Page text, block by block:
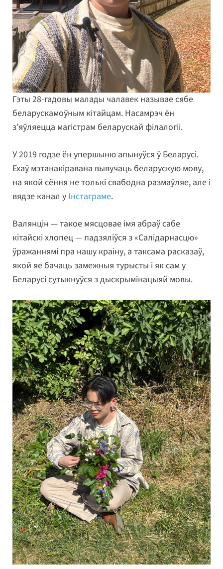
Гэты 28-гадовы малады чалавек называе сябе
беларускамоўным кітайцам. Насамрэч ён
з’яўляецца магістрам беларускай філалогіі.
У 2019 годзе ён упершыню апынуўся ў Беларусі.
Ехаў мэтанакіравана вывучаць беларускую мову,
на якой сёння не толькі свабодна размаўляе, але і
вядзе канал у Інстаграме.
Валянцін — такое мясцовае імя абраў сабе
кітайскі хлопец — падзяліўся з «Салідарнасцю»
ўражаннямі пра нашу краіну, а таксама расказаў,
якой яе бачаць замежныя турысты і як сам у
Беларусі сутыкнуўся з дыскрымінацыяй мовы.